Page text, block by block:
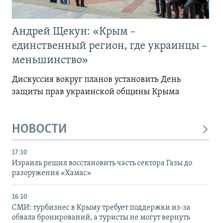
Андрей Щекун: «Крым –
единственный регион, где украинцы –
меньшинство»
Дискуссия вокруг планов установить День
защиты прав украинской общины Крыма
НОВОСТИ
17:10
Израиль решил восстановить часть сектора Газы до
разоружения «Хамас»
16:10
СМИ: турбизнес в Крыму требует поддержки из-за
обвала бронирований, а туристы не могут вернуть